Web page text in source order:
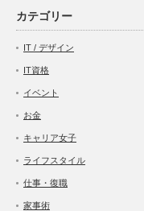
カテゴリー
IT / デザイン
IT資格
イベント
お金
キャリア女子
ライフスタイル
仕事・復職
家事術